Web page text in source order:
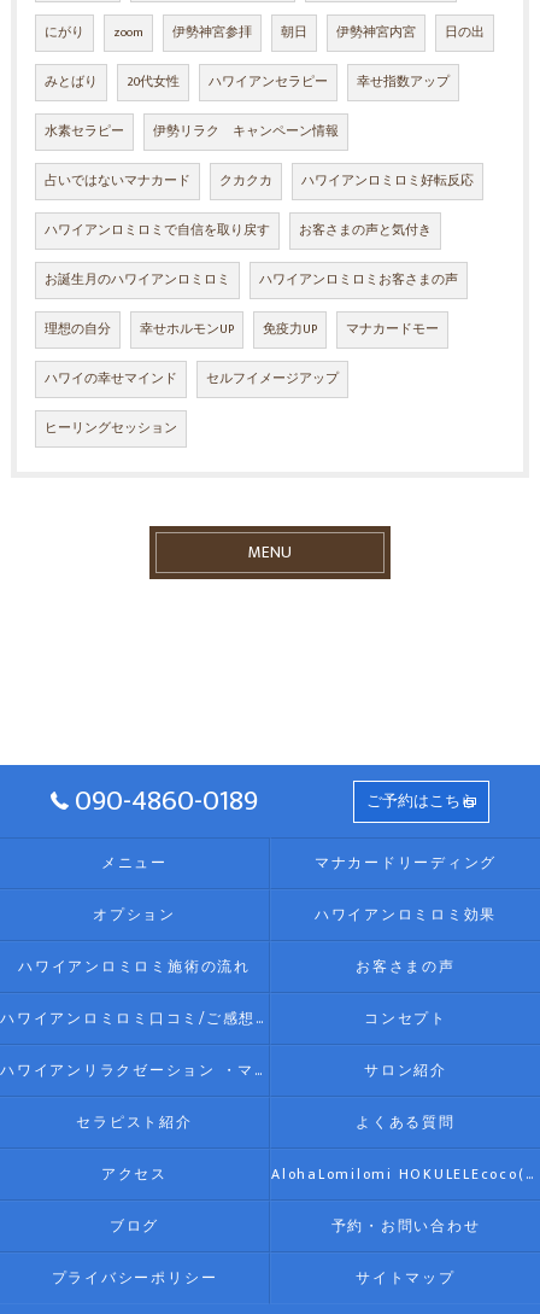
にがり zoom 伊勢神宮参拝 朝日 伊勢神宮内宮 日の出
みとばり 20代女性 ハワイアンセラピー 幸せ指数アップ
水素セラピー 伊勢リラク キャンペーン情報
占いではないマナカード クカクカ ハワイアンロミロミ好転反応
ハワイアンロミロミで自信を取り戻す お客さまの声と気付き
お誕生月のハワイアンロミロミ ハワイアンロミロミお客さまの声
理想の自分 幸せホルモンUP 免疫力UP マナカードモー
ハワイの幸せマインド セルフイメージアップ
ヒーリングセッション
MENU
090-4860-0189 ご予約はこちら
メニュー マナカードリーディング
オプション ハワイアンロミロミ効果
ハワイアンロミロミ施術の流れ お客さまの声
ハワイアンロミロミ口コミ/ご感想(伊勢リラク/リラクゼーション) コンセプト
ハワイアンリラクゼーション ・マッサージ AlohaLomilomi HOKULELEcoco(アロハロミロミ ホクレレココ)☆彡について サロン紹介
セラピスト紹介 よくある質問
アクセス AlohaLomilomi HOKULELEcoco(アロハロミロミ ホクレレココ)☆彡
ブログ 予約・お問い合わせ
プライバシーポリシー サイトマップ